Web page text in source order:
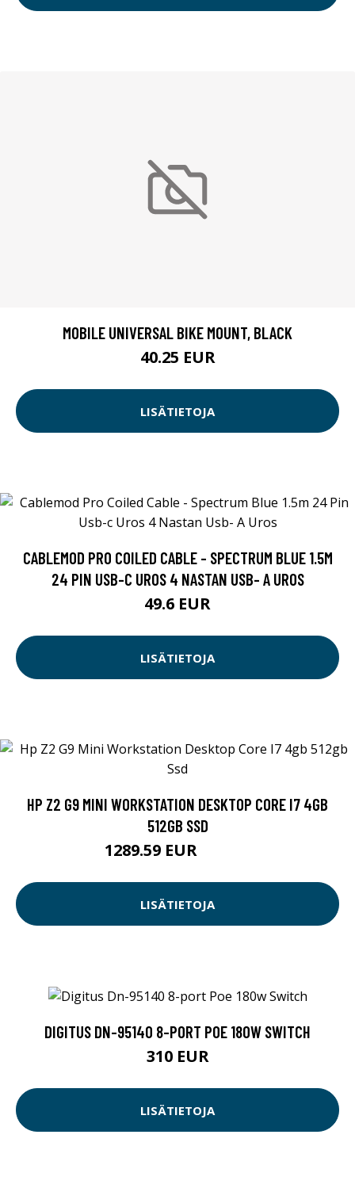
MOBILE UNIVERSAL BIKE MOUNT, BLACK
40.25 EUR
LISÄTIETOJA
CABLEMOD PRO COILED CABLE - SPECTRUM BLUE 1.5M
24 PIN USB-C UROS 4 NASTAN USB- A UROS
49.6 EUR
LISÄTIETOJA
HP Z2 G9 MINI WORKSTATION DESKTOP CORE I7 4GB
512GB SSD
1289.59 EUR
LISÄTIETOJA
DIGITUS DN-95140 8-PORT POE 180W SWITCH
310 EUR
LISÄTIETOJA